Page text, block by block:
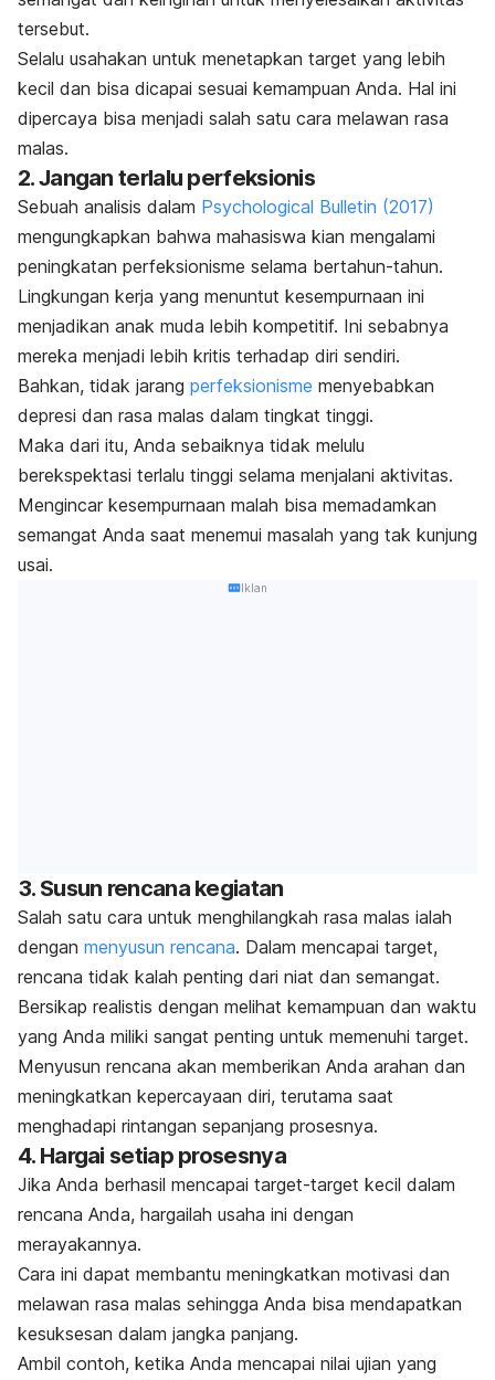
tersebut.
Selalu usahakan untuk menetapkan target yang lebih
kecil dan bisa dicapai sesuai kemampuan Anda. Hal ini
dipercaya bisa menjadi salah satu cara melawan rasa
malas.
2. Jangan terlalu perfeksionis
Sebuah analisis dalam Psychological Bulletin (2017)
mengungkapkan bahwa mahasiswa kian mengalami
peningkatan perfeksionisme selama bertahun-tahun.
Lingkungan kerja yang menuntut kesempurnaan ini
menjadikan anak muda lebih kompetitif. Ini sebabnya
mereka menjadi lebih kritis terhadap diri sendiri.
Bahkan, tidak jarang perfeksionisme menyebabkan
depresi dan rasa malas dalam tingkat tinggi.
Maka dari itu, Anda sebaiknya tidak melulu
berekspektasi terlalu tinggi selama menjalani aktivitas.
Mengincar kesempurnaan malah bisa memadamkan
semangat Anda saat menemui masalah yang tak kunjung
usai.
Iklan
3. Susun rencana kegiatan
Salah satu cara untuk menghilangkah rasa malas ialah
dengan menyusun rencana. Dalam mencapai target,
rencana tidak kalah penting dari niat dan semangat.
Bersikap realistis dengan melihat kemampuan dan waktu
yang Anda miliki sangat penting untuk memenuhi target.
Menyusun rencana akan memberikan Anda arahan dan
meningkatkan kepercayaan diri, terutama saat
menghadapi rintangan sepanjang prosesnya.
4. Hargai setiap prosesnya
Jika Anda berhasil mencapai target-target kecil dalam
rencana Anda, hargailah usaha ini dengan
merayakannya.
Cara ini dapat membantu meningkatkan motivasi dan
melawan rasa malas sehingga Anda bisa mendapatkan
kesuksesan dalam jangka panjang.
Ambil contoh, ketika Anda mencapai nilai ujian yang